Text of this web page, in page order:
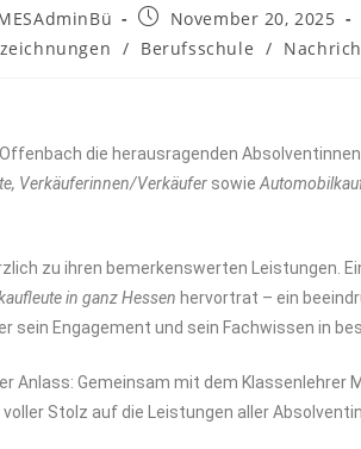
November 20, 2025
/ Berufsschule /
die herausragenden
Verkäuferinnen/Verkäufer sowie
zu ihren bemerkenswerten Leistungen.
in ganz Hessen hervortrat – ein
sein Engagement und sein Fachwissen in
Anlass: Gemeinsam mit dem Klassenlehrer
Stolz auf die Leistungen aller